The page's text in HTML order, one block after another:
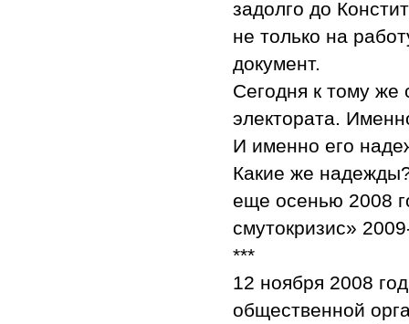
задолго до
не только на
документ.
Сегодня к тому же
электората.
И именно его
Какие же
еще осенью 2008
смутокризис»
***
12 ноября 2008
общественной